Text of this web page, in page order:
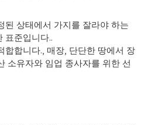
된 상태에서 가지를 잘라야 하는
표준입니다..
합합니다., 매장, 단단한 땅에서 장
소유자와 임업 종사자를 위한 선